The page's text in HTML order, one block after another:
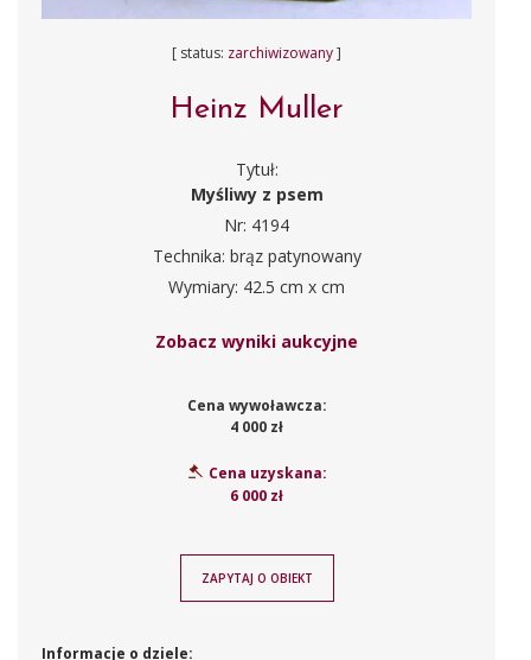
[ status: zarchiwizowany]
Heinz Muller
Tytuł:
Myśliwy z psem
Nr: 4194
Technika: brąz patynowany
Wymiary: 42.5 cm x cm
Zobacz wyniki aukcyjne
Cena wywoławcza:
4 000 zł
Cena uzyskana:
6 000 zł
ZAPYTAJ O OBIEKT
Informacje o dziele: